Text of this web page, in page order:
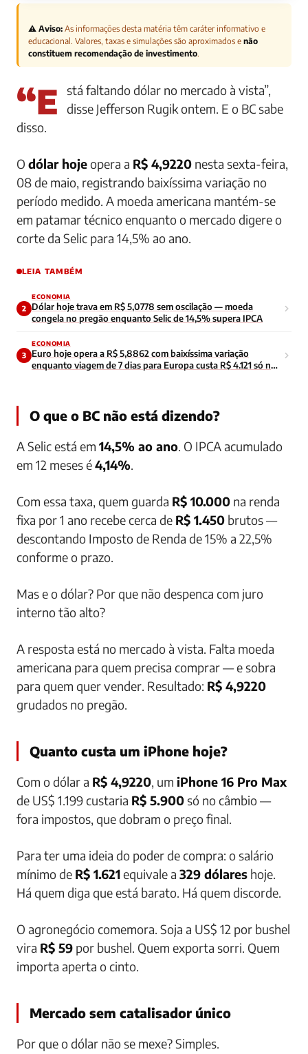
⚠️ Aviso: As informações desta matéria têm caráter informativo e
educacional. Valores, taxas e simulações são aproximados e não
constituem recomendação de investimento.
“Está faltando dólar no mercado à vista”,
disse Jefferson Rugik ontem. E o BC sabe
disso.
O dólar hojeopera a R$ 4,9220 nesta sexta-feira,
08 de maio, registrando baixíssima variação no
período medido. A moeda americana mantém-se
em patamar técnico enquanto o mercado digere o
corte da Selic para 14,5% ao ano.
LEIA TAMBÉM
2
ECONOMIA
Dólar hoje trava em R$ 5,0778 sem oscilação — moeda
congela no pregão enquanto Selic de 14,5% supera IPCA
3
ECONOMIA
Euro hoje opera a R$ 5,8862 com baixíssima variação
enquanto viagem de 7 dias para Europa custa R$ 4.121 só no
O que o BC não está dizendo?
A Selic está em 14,5% ao ano. O IPCA acumulado
em 12 meses é4,14%.
Com essa taxa, quem guarda R$ 10.000 na renda
fixa por 1 ano recebe cerca de R$ 1.450 brutos —
descontando Imposto de Renda de 15% a 22,5%
conforme o prazo.
Mas e o dólar? Por que não despenca com juro
interno tão alto?
A resposta está no mercado à vista. Falta moeda
americana para quem precisa comprar — e sobra
para quem quer vender. Resultado: R$ 4,9220
grudados no pregão.
Quanto custa um iPhone hoje?
Com o dólar a R$ 4,9220, um iPhone 16 Pro Max
de US$ 1.199 custaria R$ 5.900só no câmbio —
fora impostos, que dobram o preço final.
Para ter uma ideia do poder de compra: o salário
mínimo de R$ 1.621equivale a 329 dólares hoje.
Há quem diga que está barato. Há quem discorde.
O agronegócio comemora. Soja a US$ 12 por bushel
vira R$ 59 por bushel. Quem exporta sorri. Quem
importa aperta o cinto.
Mercado sem catalisador único
Por que o dólar não se mexe? Simples.